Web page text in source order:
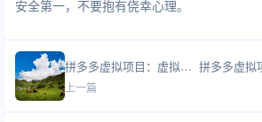
安全第一，不要抱有侥幸心理。
拼多多虚拟项目：虚拟店铺运营的核心是什么？每天要做什么？
上一篇